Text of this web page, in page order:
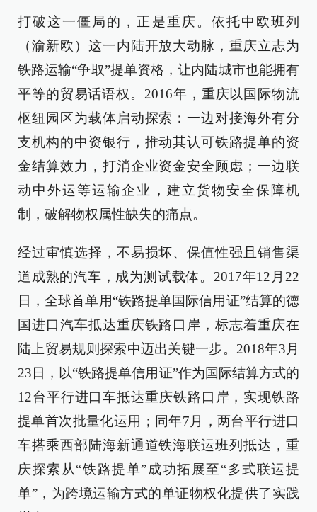
打破这一僵局的，正是重庆。依托中欧班列
（渝新欧）这一内陆开放大动脉，重庆立志为
铁路运输“争取”提单资格，让内陆城市也能拥有
平等的贸易话语权。2016年，重庆以国际物流
枢纽园区为载体启动探索：一边对接海外有分
支机构的中资银行，推动其认可铁路提单的资
金结算效力，打消企业资金安全顾虑；一边联
动中外运等运输企业，建立货物安全保障机
制，破解物权属性缺失的痛点。
经过审慎选择，不易损坏、保值性强且销售渠
道成熟的汽车，成为测试载体。2017年12月22
日，全球首单用“铁路提单国际信用证”结算的德
国进口汽车抵达重庆铁路口岸，标志着重庆在
陆上贸易规则探索中迈出关键一步。2018年3月
23日，以“铁路提单信用证”作为国际结算方式的
12台平行进口车抵达重庆铁路口岸，实现铁路
提单首次批量化运用；同年7月，两台平行进口
车搭乘西部陆海新通道铁海联运班列抵达，重
庆探索从“铁路提单”成功拓展至“多式联运提
单”，为跨境运输方式的单证物权化提供了实践